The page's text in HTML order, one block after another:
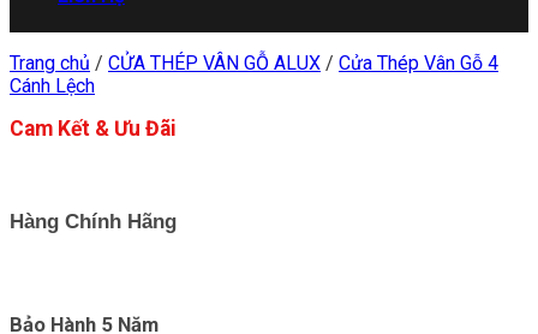
Trang chủ / CỬA THÉP VÂN GỖ ALUX / Cửa Thép Vân Gỗ 4
Cánh Lệch
Cam Kết & Ưu Đãi
Hàng Chính Hãng
Bảo Hành 5 Năm